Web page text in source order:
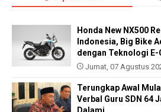
Honda New NX500
Indonesia, Big Bike
dengan Teknologi E-
Jumat, 07 Agustus
Terungkap Awal
Verbal Guru SDN 64
Dalami